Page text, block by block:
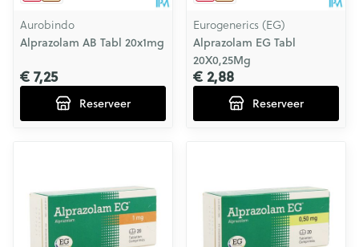
Aurobindo
Alprazolam AB Tabl 20x1mg
€ 7,25
Reserveer
Eurogenerics (EG)
Alprazolam EG Tabl
20X0,25Mg
€ 2,88
Reserveer